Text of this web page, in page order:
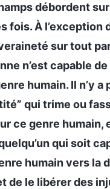
débordent
fois. À l’exception
sur tout
n’est capable
humain. Il n’y a
qui trime ou
ce genre humain,
qui soit
humain vers la
de le libérer des